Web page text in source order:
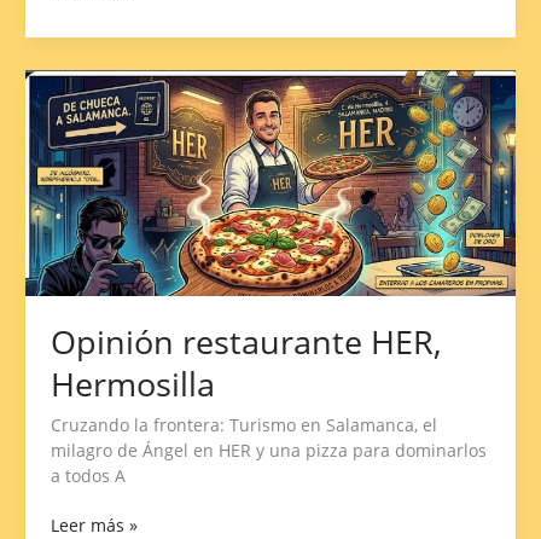
Opinión restaurante HER,
Hermosilla
Cruzando la frontera: Turismo en Salamanca, el
milagro de Ángel en HER y una pizza para dominarlos
a todos A
Opinión
restaurante
HER,
Hermosilla
Leer más »